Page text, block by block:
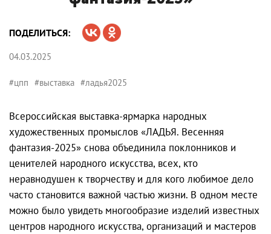
ПОДЕЛИТЬСЯ:
04.03.2025
#цпп #выставка #ладья2025
Всероссийская выставка-ярмарка народных
художественных промыслов «ЛАДЬЯ. Весенняя
фантазия-2025» снова объединила поклонников и
ценителей народного искусства, всех, кто
неравнодушен к творчеству и для кого любимое дело
часто становится важной частью жизни. В одном месте
можно было увидеть многообразие изделий известных
центров народного искусства, организаций и мастеров